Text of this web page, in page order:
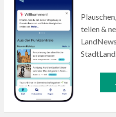
teilen &